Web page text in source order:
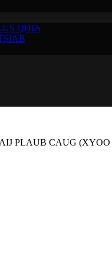
QHIA
PLAUB CAUG (XYOO